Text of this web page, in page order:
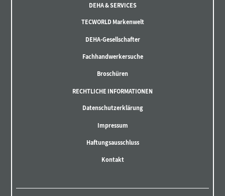
DEHA & SERVICES
TECWORLD Markenwelt
DEHA-Gesellschafter
Fachhandwerkersuche
Broschüren
RECHTLICHE INFORMATIONEN
Datenschutzerklärung
Impressum
Haftungsausschluss
Kontakt